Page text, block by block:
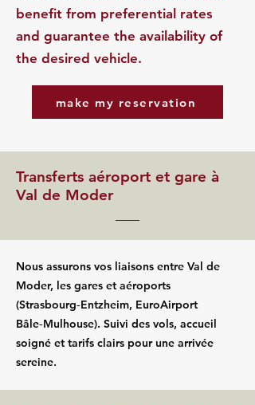
benefit from preferential rates
and guarantee the availability of
the desired vehicle.
make my reservation
Transferts aéroport et gare à
Val de Moder
Nous assurons vos liaisons entre Val de
Moder, les gares et aéroports
(Strasbourg‑Entzheim, EuroAirport
Bâle‑Mulhouse). Suivi des vols, accueil
soigné et tarifs clairs pour une arrivée
sereine.